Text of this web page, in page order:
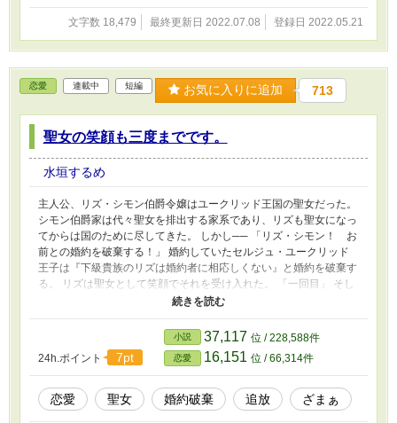
文字数 18,479 最終更新日 2022.07.08 登録日 2022.05.21
恋愛 連載中 短編 お気に入りに追加 713
聖女の笑顔も三度までです。
水垣するめ
主人公、リズ・シモン伯爵令嬢はユークリッド王国の聖女だった。
シモン伯爵家は代々聖女を排出する家系であり、リズも聖女になっ
てからは国のために尽してきた。 しかし── 「リズ・シモン！ お
前との婚約を破棄する！」 婚約していたセルジュ・ユークリッド
王子は『下級貴族のリズは婚約者に相応しくない』と婚約を破棄す
る。 リズは聖女として笑顔でそれを受け入れた。 「一回目」 そし
て次に、国王はリズを聖女の座から下ろし、聖女へ別の人物を据
だった。 しかし、リズは国を守れるなら構わない、とそれを笑顔
で了承した。 「二回目」 最後に国王は数年前に亡くなったリズの
両親は自分が聖女の力を得るために殺したのだと説明し、リズを冤
罪にかけ処刑しようとした。 「三回目」 度重なる裏切りに対して
リズはついに愛想を尽かした。 そしてリズはユークリッド王国を
出ていった。 すると王国では異変が次々と生じるようにな
24h.ポイント 7pt
小説 37,117 位 / 228,588件
恋愛 16,151 位 / 66,314件
恋愛 聖女 婚約破棄 追放 ざまぁ